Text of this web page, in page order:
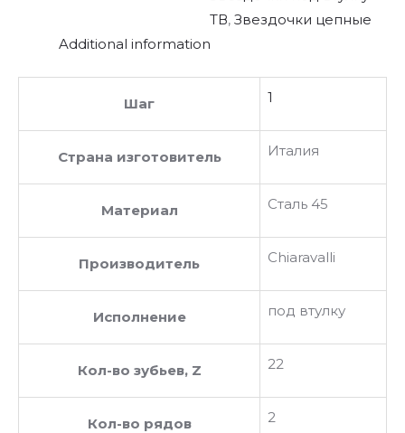
ТВ,Звездочки цепные
Additional information
Шаг 1
Страна изготовитель Италия
Материал Сталь 45
Производитель Chiaravalli
Исполнение под втулку
Кол-во зубьев, Z 22
Кол-во рядов 2